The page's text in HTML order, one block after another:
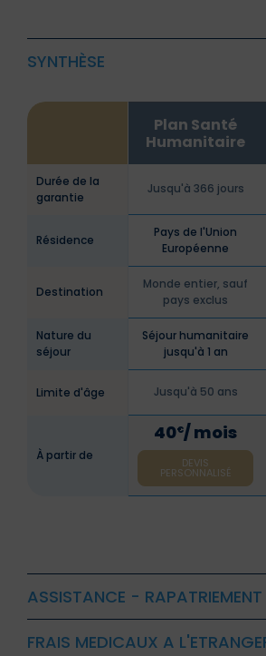
SYNTHÈSE
Plan Santé
Humanitaire
Durée de la
garantie
Jusqu'à 366 jours
Résidence
Pays de l'Union
Européenne
Destination
Monde entier, sauf
pays exclus
Nature du
séjour
Séjour humanitaire
jusqu'à 1 an
Limite d'âge Jusqu'à 50 ans
À partir de
40€/ mois
DEVIS
PERSONNALISÉ
ASSISTANCE - RAPATRIEMENT
FRAIS MEDICAUX A